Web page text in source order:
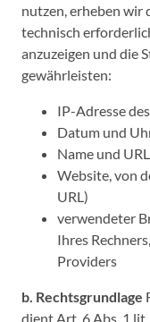
nutzen, erheben wir
technisch
anzuzeigen und die
gewährleisten:
IP-Adresse
Datum und
Name und
Website, von
URL)
verwendeter
Ihres
Providers
b. Rechtsgrundlage
dient Art. 6 Abs. 1